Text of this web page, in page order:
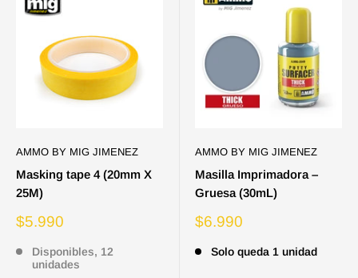
AMMO BY MIG JIMENEZ
Masking tape 4 (20mm X
25M)
Precio
venta
$5.990
Disponibles, 12
unidades
AMMO BY MIG JIMENEZ
Masilla Imprimadora –
Gruesa (30mL)
Precio
venta
$6.990
Solo queda 1 unidad